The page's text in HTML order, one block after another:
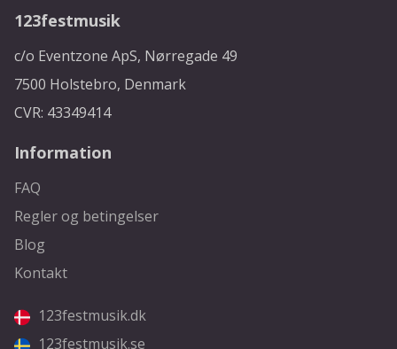
123festmusik
c/o Eventzone ApS, Nørregade 49
7500 Holstebro, Denmark
CVR: 43349414
Information
FAQ
Regler og betingelser
Blog
Kontakt
123festmusik.dk
123festmusik.se